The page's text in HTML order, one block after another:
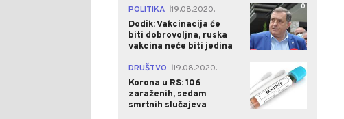
POLITIKA 19.08.2020.
Dodik: Vakcinacija će
biti dobrovoljna, ruska
vakcina neće biti jedina
0
DRUŠTVO
19.08.2020.
Korona u RS: 106
zaraženih, sedam
smrtnih slučajeva
0